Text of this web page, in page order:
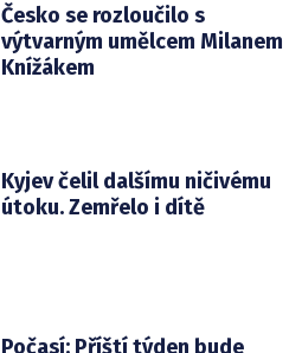
Česko se rozloučilo s
výtvarným umělcem Milanem
Knížákem
Kyjev čelil dalšímu ničivému
útoku. Zemřelo i dítě
Počasí: Příští týden bude